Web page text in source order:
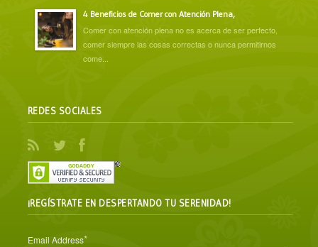
4 Beneficios de Comer con Atención Plena,
Comer con atención plena no es acerca de ser perfecto,
comer siempre las cosas correctas o nunca permitirnos
come...
REDES SOCIALES
¡REGÍSTRATE EN DESPERTANDO TU SERENIDAD!
Email Address*